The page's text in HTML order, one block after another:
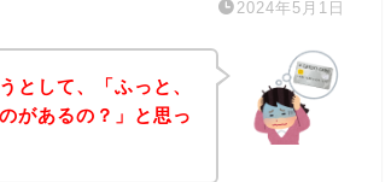
2024年5月1日
として、「ふっと、
があるの？」と思っ